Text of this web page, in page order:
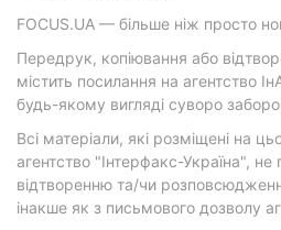
FOCUS.UA — більше ніж просто
Передрук, копіювання або
містить посилання на агентство
будь-якому вигляді суворо
Всі матеріали, які розміщені на
агентство "Інтерфакс-Україна",
відтворенню та/чи
інакше як з письмового дозволу